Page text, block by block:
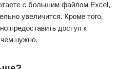
с большим файлом Excel,
увеличится. Кроме того,
предоставить доступ к
нужно.